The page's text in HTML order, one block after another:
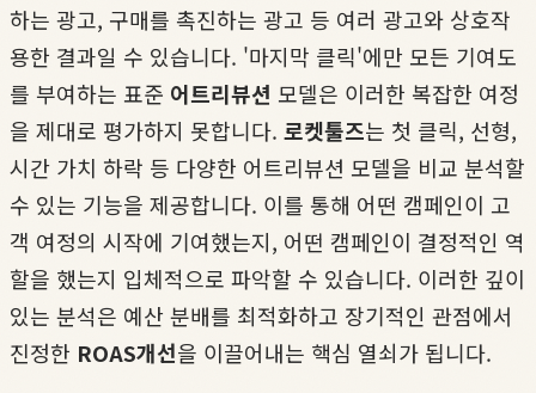
하는 광고, 구매를 촉진하는 광고 등 여러 광고와 상호작
용한 결과일 수 있습니다. '마지막 클릭'에만 모든 기여도
를 부여하는 표준 어트리뷰션 모델은 이러한 복잡한 여정
을 제대로 평가하지 못합니다. 로켓툴즈는 첫 클릭, 선형,
시간 가치 하락 등 다양한 어트리뷰션 모델을 비교 분석할
수 있는 기능을 제공합니다. 이를 통해 어떤 캠페인이 고
객 여정의 시작에 기여했는지, 어떤 캠페인이 결정적인 역
할을 했는지 입체적으로 파악할 수 있습니다. 이러한 깊이
있는 분석은 예산 분배를 최적화하고 장기적인 관점에서
진정한 ROAS개선을 이끌어내는 핵심 열쇠가 됩니다.